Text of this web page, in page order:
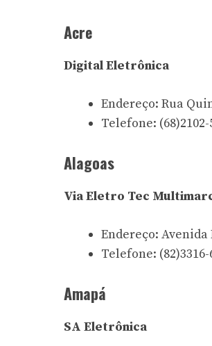
Acre
Digital Eletrônica
Endereço: Rua
Telefone:
Alagoas
Via Eletro Tec
Endereço:
Telefone:
Amapá
SA Eletrônica